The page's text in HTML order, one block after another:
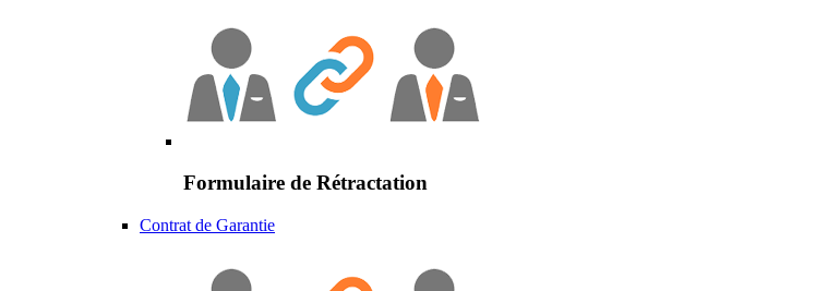
Formulaire de Rétractation
Contrat de Garantie